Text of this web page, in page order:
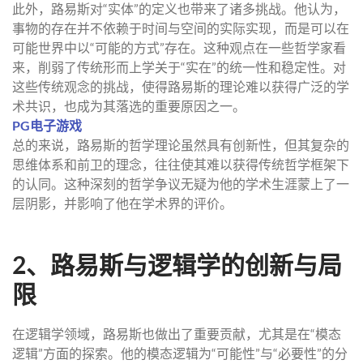
此外，路易斯对“实体”的定义也带来了诸多挑战。他认为，
事物的存在并不依赖于时间与空间的实际实现，而是可以在
可能世界中以“可能的方式”存在。这种观点在一些哲学家看
来，削弱了传统形而上学关于“实在”的统一性和稳定性。对
这些传统观念的挑战，使得路易斯的理论难以获得广泛的学
术共识，也成为其落选的重要原因之一。
PG电子游戏
总的来说，路易斯的哲学理论虽然具有创新性，但其复杂的
思维体系和前卫的理念，往往使其难以获得传统哲学框架下
的认同。这种深刻的哲学争议无疑为他的学术生涯蒙上了一
层阴影，并影响了他在学术界的评价。
2、路易斯与逻辑学的创新与局
限
在逻辑学领域，路易斯也做出了重要贡献，尤其是在“模态
逻辑”方面的探索。他的模态逻辑为“可能性”与“必要性”的分